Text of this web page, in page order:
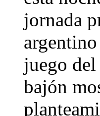
jornada
juego
bajón